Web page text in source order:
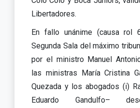
Libertadores.
En fallo unánime (causa rol
Segunda Sala del máximo
por el ministro Manuel
las ministras María Cristina
Quezada y los abogados (i)
Eduardo Gandulfo–